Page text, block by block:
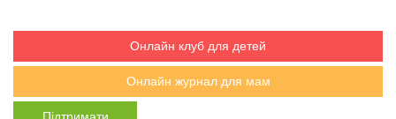
Онлайн клуб для детей
Онлайн журнал для мам